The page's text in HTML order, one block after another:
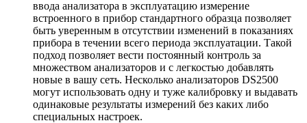
ввода анализатора в эксплуатацию измерение
встроенного в прибор стандартного образца позволяет
быть уверенным в отсутствии изменений в показаниях
прибора в течении всего периода эксплуатации. Такой
подход позволяет вести постоянный контроль за
множеством анализаторов и с легкостью добавлять
новые в вашу сеть. Несколько анализаторов DS2500
могут использовать одну и туже калибровку и выдавать
одинаковые результаты измерений без каких либо
специальных настроек.